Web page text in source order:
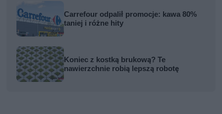
Carrefour odpalił promocje: kawa 80%
taniej i różne hity
Koniec z kostką brukową? Te
nawierzchnie robią lepszą robotę